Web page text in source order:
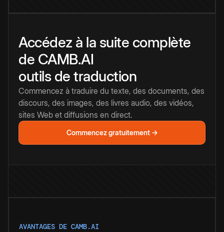
Accédez à la suite complète
de CAMB.AI
outils de traduction
Commencez à traduire du texte, des documents, des
discours, des images, des livres audio, des vidéos,
sites Web et diffusions en direct.
Commencez gratuitement →
AVANTAGES DE CAMB.AI